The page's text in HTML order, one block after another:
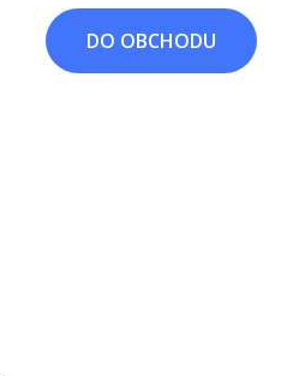
DO OBCHODU